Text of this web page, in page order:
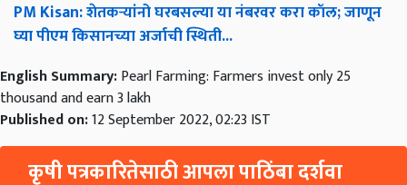
PM Kisan: शेतकऱ्यांनो घरबसल्या या नंबरवर करा कॉल; जाणून
घ्या पीएम किसानच्या अर्जाची स्थिती...
English Summary:Pearl Farming: Farmers invest only 25
thousand and earn 3 lakh
Published on:12 September 2022, 02:23 IST
कृषी पत्रकारितेसाठी आपला पाठिंबा दर्शवा